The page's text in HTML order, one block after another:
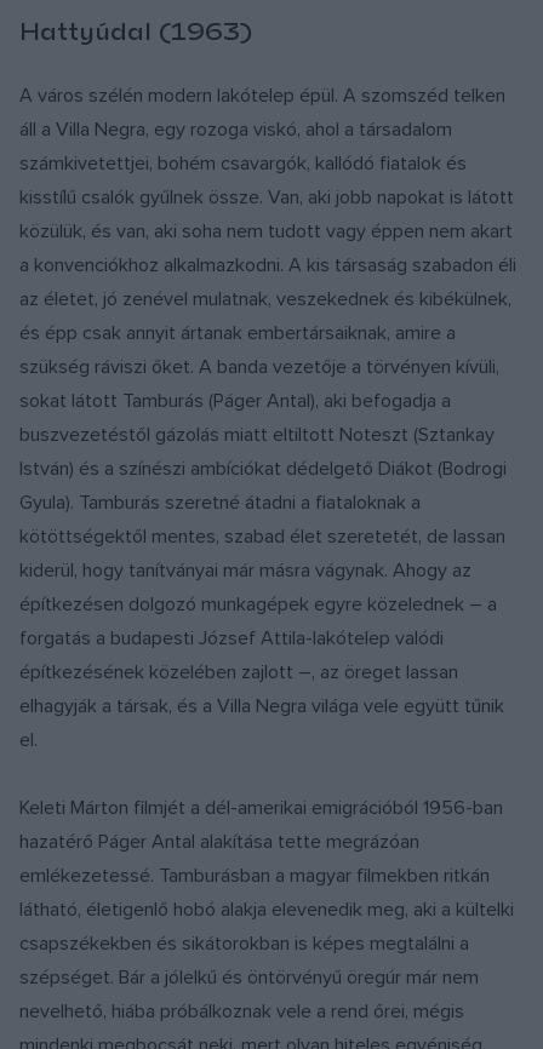
Hattyúdal (1963)
A város szélén modern lakótelep épül. A szomszéd telken
áll a Villa Negra, egy rozoga viskó, ahol a társadalom
számkivetettjei, bohém csavargók, kallódó fiatalok és
kisstílű csalók gyűlnek össze. Van, aki jobb napokat is látott
közülük, és van, aki soha nem tudott vagy éppen nem akart
a konvenciókhoz alkalmazkodni. A kis társaság szabadon éli
az életet, jó zenével mulatnak, veszekednek és kibékülnek,
és épp csak annyit ártanak embertársaiknak, amire a
szükség ráviszi őket. A banda vezetője a törvényen kívüli,
sokat látott Tamburás (Páger Antal), aki befogadja a
buszvezetéstől gázolás miatt eltiltott Noteszt (Sztankay
István) és a színészi ambíciókat dédelgető Diákot (Bodrogi
Gyula). Tamburás szeretné átadni a fiataloknak a
kötöttségektől mentes, szabad élet szeretetét, de lassan
kiderül, hogy tanítványai már másra vágynak. Ahogy az
építkezésen dolgozó munkagépek egyre közelednek – a
forgatás a budapesti József Attila-lakótelep valódi
építkezésének közelében zajlott –, az öreget lassan
elhagyják a társak, és a Villa Negra világa vele együtt tűnik
el.
Keleti Márton filmjét a dél-amerikai emigrációból 1956-ban
hazatérő Páger Antal alakítása tette megrázóan
emlékezetessé. Tamburásban a magyar filmekben ritkán
látható, életigenlő hobó alakja elevenedik meg, aki a kültelki
csapszékekben és sikátorokban is képes megtalálni a
szépséget. Bár a jólelkű és öntörvényű öregúr már nem
nevelhető, hiába próbálkoznak vele a rend őrei, mégis